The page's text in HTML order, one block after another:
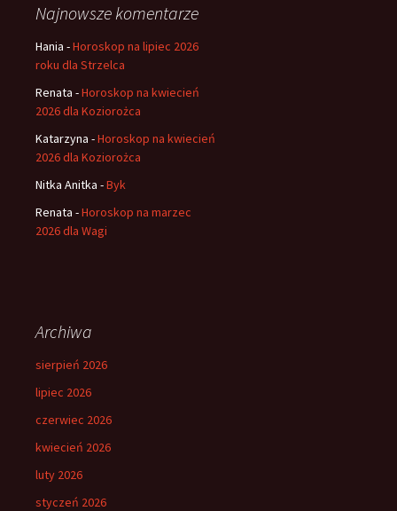
Najnowsze komentarze
Hania -Horoskop na lipiec 2026
roku dla Strzelca
Renata -Horoskop na kwiecień
2026 dla Koziorożca
Katarzyna -Horoskop na kwiecień
2026 dla Koziorożca
Nitka Anitka -Byk
Renata -Horoskop na marzec
2026 dla Wagi
Archiwa
sierpień 2026
lipiec 2026
czerwiec 2026
kwiecień 2026
luty 2026
styczeń 2026